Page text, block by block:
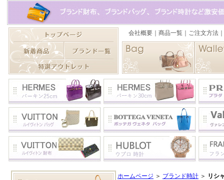
ホームページ ＞ ブランド時計 ＞ リシ